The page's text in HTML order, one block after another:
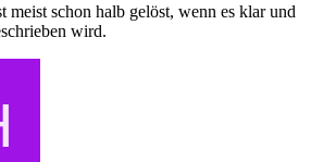
meist schon halb gelöst, wenn es klar und
wird.